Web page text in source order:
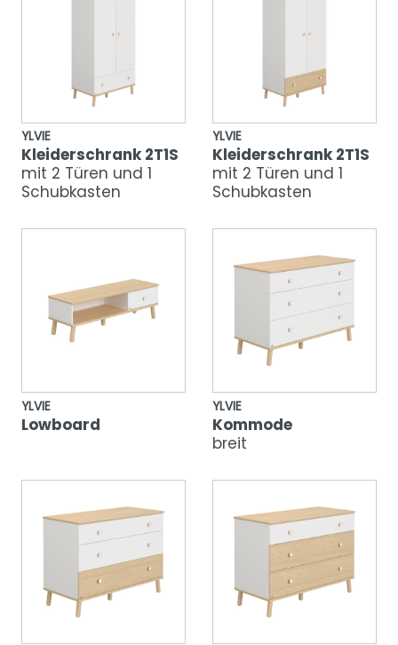
YLVIE
Kleiderschrank 2T1S
mit 2 Türen und 1
Schubkasten
YLVIE
Kleiderschrank 2T1S
mit 2 Türen und 1
Schubkasten
YLVIE
Lowboard
YLVIE
Kommode
breit